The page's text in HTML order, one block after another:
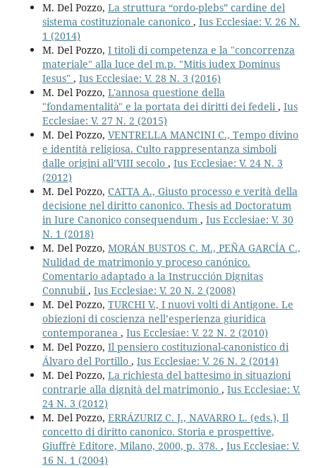
M. Del Pozzo, La struttura “ordo-plebs” cardine del
sistema costituzionale canonico , Ius Ecclesiae: V. 26 N.
1 (2014)
M. Del Pozzo, I titoli di competenza e la "concorrenza
materiale" alla luce del m.p. "Mitis iudex Dominus
Iesus" , Ius Ecclesiae: V. 28 N. 3 (2016)
M. Del Pozzo, L'annosa questione della
"fondamentalità" e la portata dei diritti dei fedeli, Ius
Ecclesiae: V. 27 N. 2 (2015)
M. Del Pozzo, VENTRELLA MANCINI C., Tempo divino
e identità religiosa. Culto rappresentanza simboli
dalle origini all’VIII secolo , Ius Ecclesiae: V. 24 N. 3
(2012)
M. Del Pozzo, CATTA A., Giusto processo e verità della
decisione nel diritto canonico. Thesis ad Doctoratum
in Iure Canonico consequendum , Ius Ecclesiae: V. 30
N. 1 (2018)
M. Del Pozzo, MORÁN BUSTOS C. M., PEÑA GARCÍA C.,
Nulidad de matrimonio y proceso canónico.
Comentario adaptado a la Instrucción Dignitas
Connubii, Ius Ecclesiae: V. 20 N. 2 (2008)
M. Del Pozzo, TURCHI V., I nuovi volti di Antigone. Le
obiezioni di coscienza nell’esperienza giuridica
contemporanea , Ius Ecclesiae: V. 22 N. 2 (2010)
M. Del Pozzo, Il pensiero costituzional-canonistico di
Álvaro del Portillo , Ius Ecclesiae: V. 26 N. 2 (2014)
M. Del Pozzo, La richiesta del battesimo in situazioni
contrarie alla dignità del matrimonio , Ius Ecclesiae: V.
24 N. 3 (2012)
M. Del Pozzo, ERRÁZURIZ C. J., NAVARRO L. (eds.), Il
concetto di diritto canonico. Storia e prospettive,
Giuffrè Editore, Milano, 2000, p. 378. , Ius Ecclesiae: V.
16 N. 1 (2004)